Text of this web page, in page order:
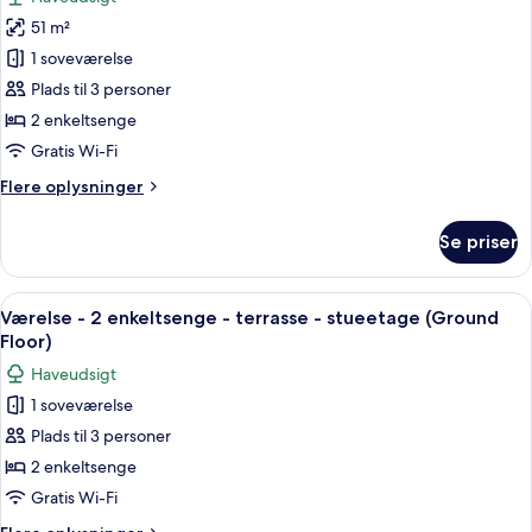
af
Værelse
-
2
enkeltsenge
51 m²
1 soveværelse
Plads til 3 personer
2 enkeltsenge
Gratis Wi-Fi
Flere oplysninger
Flere
-
enkeltsenge
Se priser
Indlæs
alle
billeder
af
Værelse
-
2
enkeltsenge
-
Et hotelværelse med to senge,
9
Værelse - 2 enkeltsenge - terrasse - stueetage (Ground
Floor)
Haveudsigt
1 soveværelse
Plads til 3 personer
2 enkeltsenge
Gratis Wi-Fi